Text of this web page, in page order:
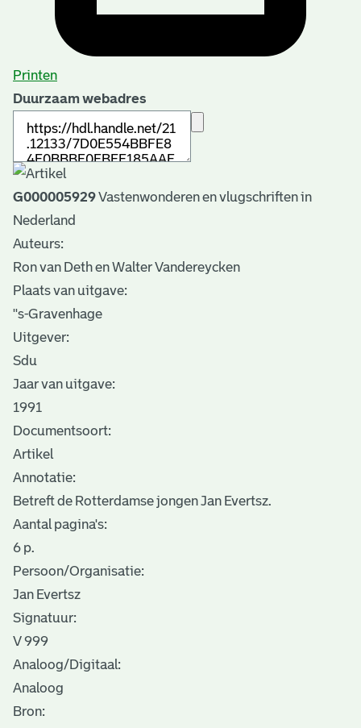
Printen
Duurzaam webadres
G000005929Vastenwonderen en vlugschriften in
Nederland
Auteurs:
Ron van Deth en Walter Vandereycken
Plaats van uitgave:
''s-Gravenhage
Uitgever:
Sdu
Jaar van uitgave:
1991
Documentsoort:
Artikel
Annotatie:
Betreft de Rotterdamse jongen Jan Evertsz.
Aantal pagina's:
6 p.
Persoon/Organisatie:
Jan Evertsz
Signatuur:
V 999
Analoog/Digitaal:
Analoog
Bron: